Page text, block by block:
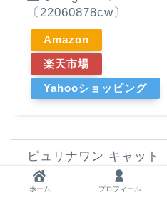
〔22060878cw〕
Amazon
楽天市場
Yahooショッピング
ピュリナワン キャット
室内飼い猫用 インドアキ
ャット 1歳以上 チキン
ホーム プロフィール